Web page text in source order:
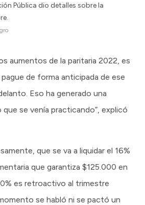
Pública dio detalles sobre la
aumentos de la paritaria 2022, es
de forma anticipada de ese
Eso ha generado una
se venía practicando”, explicó
que se va a liquidar el 16%
que garantiza $125.000 en
es retroactivo al trimestre
se habló ni se pactó un